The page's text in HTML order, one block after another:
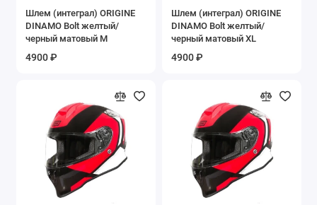
Шлем (интеграл) ORIGINE
DINAMO Bolt желтый/
черный матовый M
4900 ₽
Шлем (интеграл) ORIGINE
DINAMO Bolt желтый/
черный матовый XL
4900 ₽